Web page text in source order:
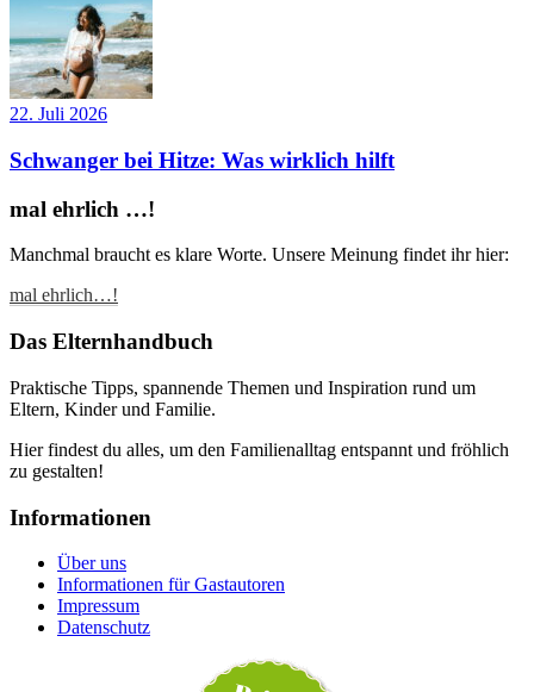
22. Juli 2026
Schwanger bei Hitze: Was wirklich hilft
mal ehrlich …!
Manchmal braucht es klare Worte. Unsere Meinung findet ihr hier:
mal ehrlich…!
Das Elternhandbuch
Praktische Tipps, spannende Themen und Inspiration rund um
Eltern, Kinder und Familie.
Hier findest du alles, um den Familienalltag entspannt und fröhlich
zu gestalten!
Informationen
Über uns
Informationen für Gastautoren
Impressum
Datenschutz